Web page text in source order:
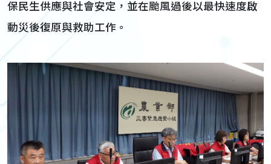
保民生供應與社會安定，並在颱風過後以最快速度啟
動災後復原與救助工作。